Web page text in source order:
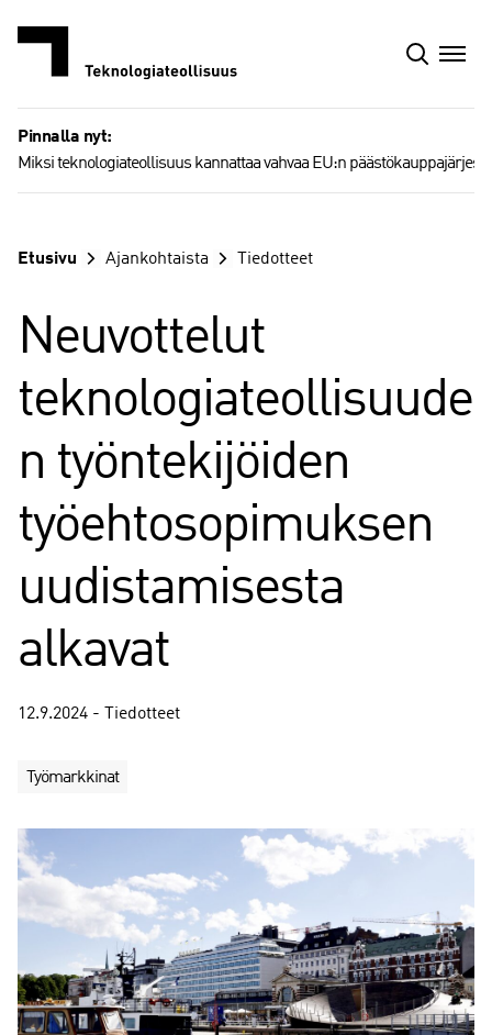
Pinnalla nyt:
Miksi teknologiateollisuus kannattaa vahvaa EU:n
Etusivu Ajankohtaista Tiedotteet
Neuvottelut
teknologiateollisuude
n työntekijöiden
työehtosopimuksen
uudistamisesta
alkavat
12.9.2024 - Tiedotteet
Työmarkkinat